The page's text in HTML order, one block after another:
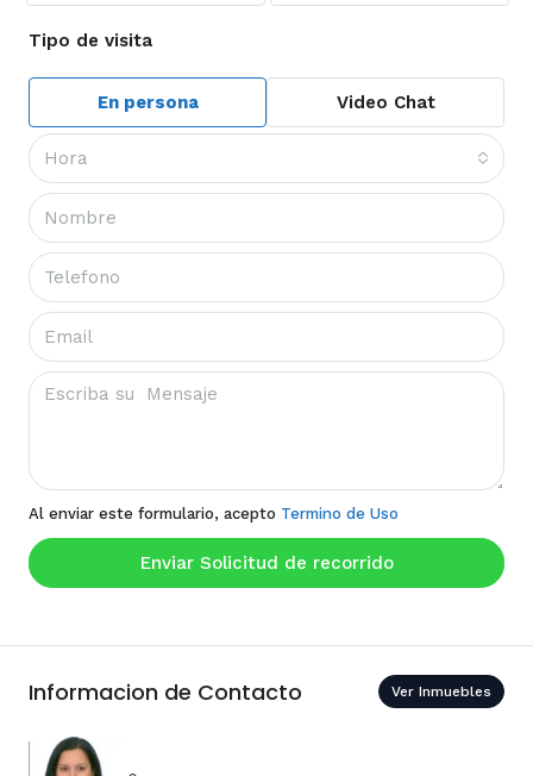
Tipo de visita
En persona Video Chat
Hora
Al enviar este formulario, acepto Termino de Uso
Enviar Solicitud de recorrido
Informacion de Contacto Ver Inmuebles